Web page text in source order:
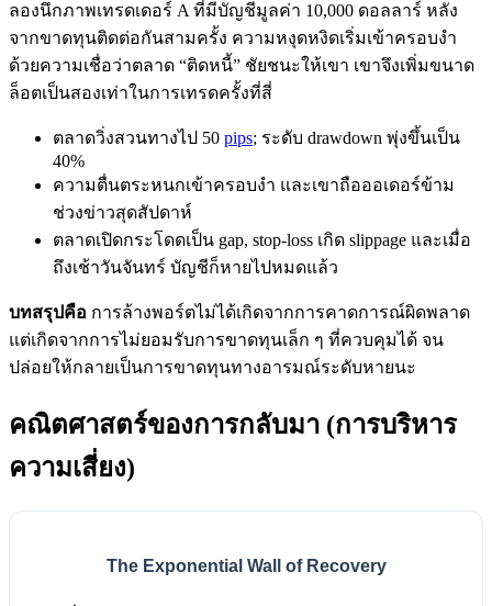
ลองนึกภาพเทรดเดอร์ A ที่มีบัญชีมูลค่า 10,000 ดอลลาร์ หลัง
จากขาดทุนติดต่อกันสามครั้ง ความหงุดหงิดเริ่มเข้าครอบงำ
ด้วยความเชื่อว่าตลาด “ติดหนี้” ชัยชนะให้เขา เขาจึงเพิ่มขนาด
ล็อตเป็นสองเท่าในการเทรดครั้งที่สี่
ตลาดวิ่งสวนทางไป 50 pips; ระดับ drawdown พุ่งขึ้นเป็น
40%
ความตื่นตระหนกเข้าครอบงำ และเขาถือออเดอร์ข้าม
ช่วงข่าวสุดสัปดาห์
ตลาดเปิดกระโดดเป็น gap, stop-loss เกิด slippage และเมื่อ
ถึงเช้าวันจันทร์ บัญชีก็หายไปหมดแล้ว
บทสรุปคือ การล้างพอร์ตไม่ได้เกิดจากการคาดการณ์ผิดพลาด
แต่เกิดจากการไม่ยอมรับการขาดทุนเล็ก ๆ ที่ควบคุมได้ จน
ปล่อยให้กลายเป็นการขาดทุนทางอารมณ์ระดับหายนะ
คณิตศาสตร์ของการกลับมา (การบริหาร
ความเสี่ยง)
The Exponential Wall of Recovery